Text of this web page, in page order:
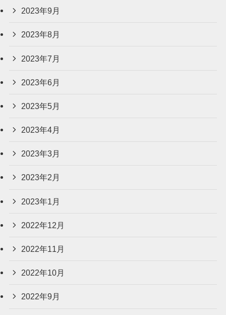
2023年9月
2023年8月
2023年7月
2023年6月
2023年5月
2023年4月
2023年3月
2023年2月
2023年1月
2022年12月
2022年11月
2022年10月
2022年9月